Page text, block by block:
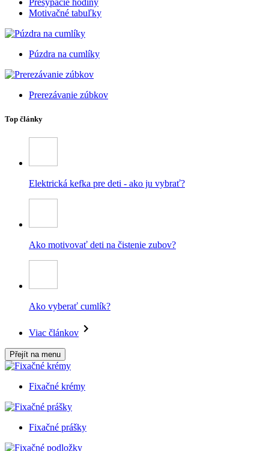
Presýpacie hodiny
Motivačné tabuľky
Púzdra na cumlíky
Prerezávanie zúbkov
Top články
Elektrická kefka pre deti - ako ju vybrať?
Ako motivovať deti na čistenie zubov?
Ako vyberať cumlík?
Viac článkov
Přejít na menu
Fixačné krémy
Fixačné prášky